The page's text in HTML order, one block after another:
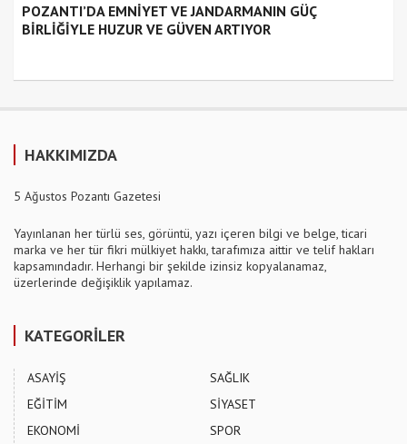
POZANTI’DA EMNİYET VE JANDARMANIN GÜÇ
BİRLİĞİYLE HUZUR VE GÜVEN ARTIYOR
HAKKIMIZDA
5 Ağustos Pozantı Gazetesi
Yayınlanan her türlü ses, görüntü, yazı içeren bilgi ve belge, ticari
marka ve her tür fikri mülkiyet hakkı, tarafımıza aittir ve telif hakları
kapsamındadır. Herhangi bir şekilde izinsiz kopyalanamaz,
üzerlerinde değişiklik yapılamaz.
KATEGORİLER
ASAYİŞ
EĞİTİM
EKONOMİ
SAĞLIK
SİYASET
SPOR